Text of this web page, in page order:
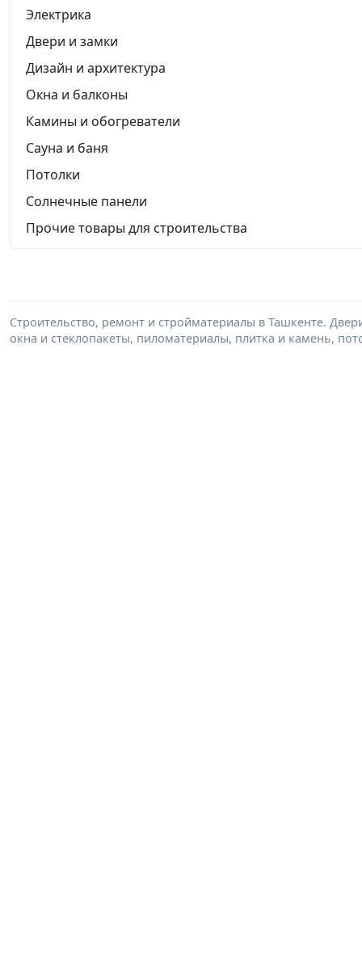
Электрика
Двери и замки
Дизайн и архитектура
Окна и балконы
Камины и обогреватели
Сауна и баня
Потолки
Солнечные панели
Прочие товары для строительства
Строительство, ремонт и стройматериалы в Ташкенте.
окна и стеклопакеты, пиломатериалы, плитка и камень,